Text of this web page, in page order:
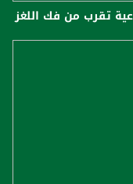
تقرب من فك اللغز